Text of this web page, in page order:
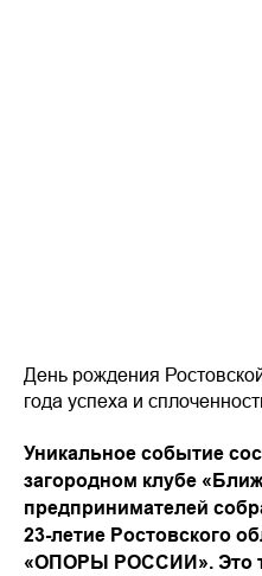
День рождения
года успеха и
Уникальное событие
загородном клубе
предпринимателей
23-летие Ростовского
«ОПОРЫ РОССИИ». Это